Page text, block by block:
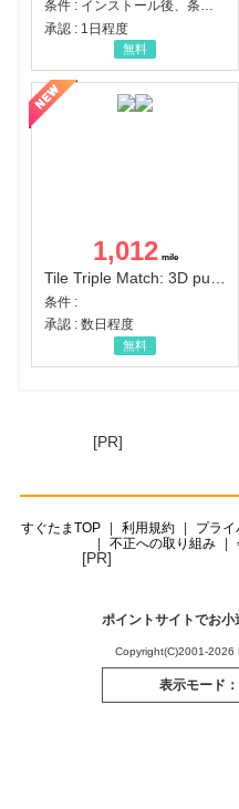
条件 : インストール後、条件達成
承認 : 1日程度
無料
1,012
条件 :
承認 : 数日程度
無料
[PR]
すぐたまTOP 利用規約 プラ
不正への取り組み
[PR]
ポイントサイトでお小
Copyright(C)2001-2026
表示モード：